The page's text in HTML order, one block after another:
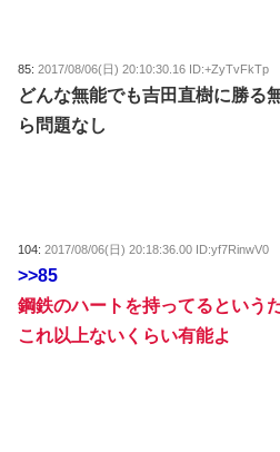
85:2017/08/06(日) 20:10:30.16 ID:+ZyTvFkTp
どんな無能でも吉田直樹に勝る
ら問題なし
104:2017/08/06(日) 20:18:36.00 ID:yf7RinwV0
>>85
鋼鉄のハートを持ってるという
これ以上ないくらい有能よ